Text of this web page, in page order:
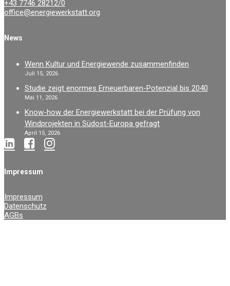
+43 7746 28212/0
office@energiewerkstatt.org
News
Wenn Kultur und Energiewende zusammenfinden
Juli 15, 2026
Studie zeigt enormes Erneuerbaren-Potenzial bis 2040
Mai 11, 2026
Know-how der Energiewerkstatt bei der Prüfung von
Windprojekten in Südost-Europa gefragt
April 15, 2026
Impressum
Impressum
Datenschutz
AGBs